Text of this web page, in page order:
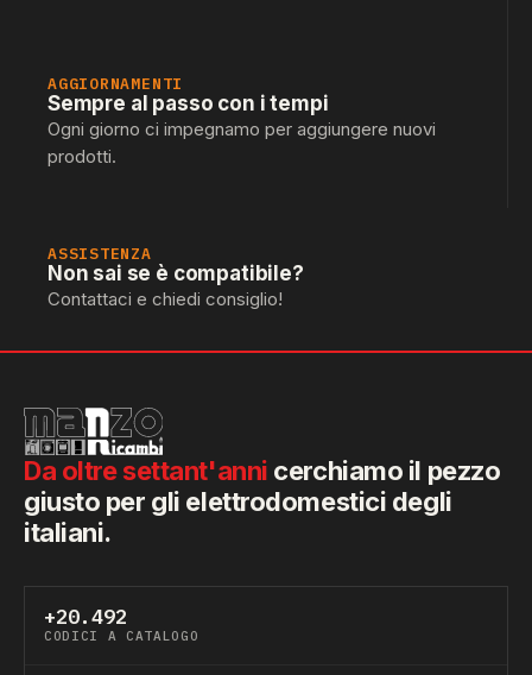
AGGIORNAMENTI
Sempre al passo con i tempi
Ogni giorno ci impegnamo per aggiungere nuovi
prodotti.
ASSISTENZA
Non sai se è compatibile?
Contattaci e chiedi consiglio!
Da oltre settant'anni cerchiamo il pezzo
giusto per gli elettrodomestici degli
italiani.
+20.492
CODICI A CATALOGO